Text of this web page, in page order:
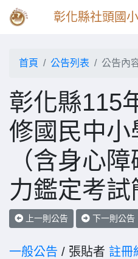
彰化縣社頭國
首頁 公告列表 公告內
彰化縣115
修國民中
（含身心
力鑑定考試
上一則公告 下一則公告
一般公告 / 張貼者 註冊